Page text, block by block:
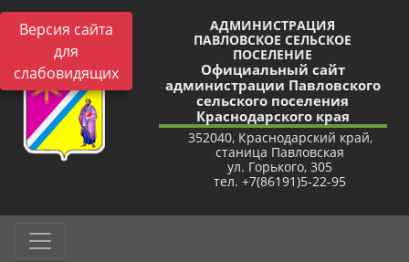
Версия сайта
для
слабовидящих
АДМИНИСТРАЦИЯ
ПАВЛОВСКОЕ СЕЛЬСКОЕ
ПОСЕЛЕНИЕ
Официальный сайт
администрации Павловского
сельского поселения
Краснодарского края
352040, Краснодарский край,
станица Павловская
ул. Горького, 305
тел. +7(86191)5-22-95